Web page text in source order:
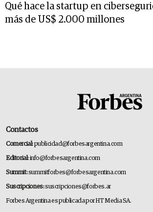
Qué hace la startup en
más de US$ 2.000 millones
Contactos
Comercial:publicidad@forbesargentina.com
Editorial:info@forbesargentina.com
Summit:summitforbes@forbesargentina.com
Suscripciones:suscripciones@forbes.ar
Forbes Argentina es publicada por HT Media SA.